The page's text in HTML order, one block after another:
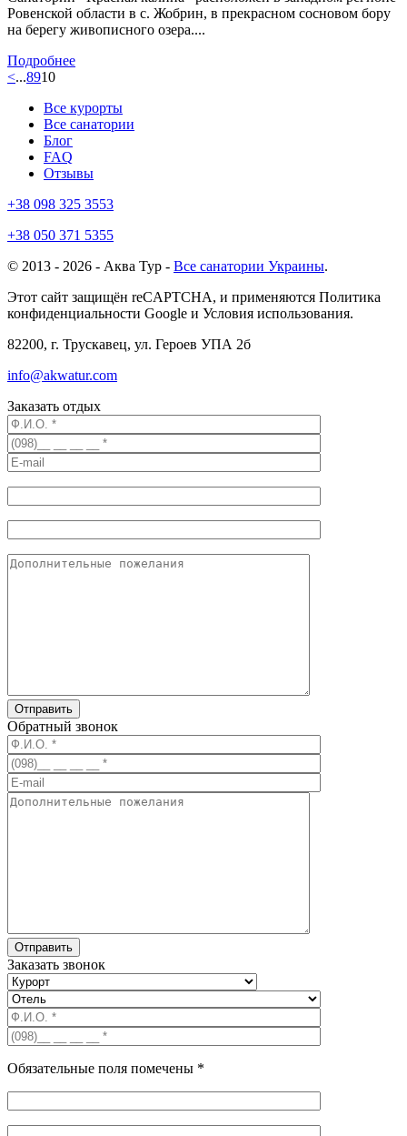
Ровенской области в с. Жобрин, в прекрасном сосновом бору
на берегу живописного озера....
Подробнее
<...8910
Все курорты
Все санатории
Блог
FAQ
Отзывы
+38 098 325 3553
+38 050 371 5355
© 2013 - 2026 - Аква Тур - Все санатории Украины.
Этот сайт защищён reCAPTCHA, и применяются Политика
конфиденциальности Google и Условия использования.
82200, г. Трускавец, ул. Героев УПА 2б
info@akwatur.com
Заказать отдых
Обратный звонок
Заказать звонок
Обязательные поля помечены *